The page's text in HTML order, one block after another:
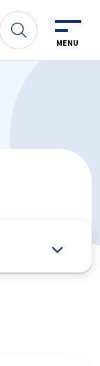
MENU
Zoeken